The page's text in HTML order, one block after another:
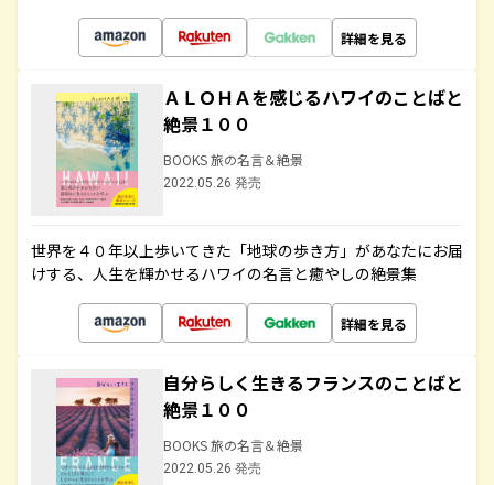
詳細を見る
ＡＬＯＨＡを感じるハワイのことばと
絶景１００
BOOKS 旅の名言＆絶景
2022.05.26 発売
世界を４０年以上歩いてきた「地球の歩き方」があなたにお届
けする、人生を輝かせるハワイの名言と癒やしの絶景集
詳細を見る
自分らしく生きるフランスのことばと
絶景１００
BOOKS 旅の名言＆絶景
2022.05.26 発売